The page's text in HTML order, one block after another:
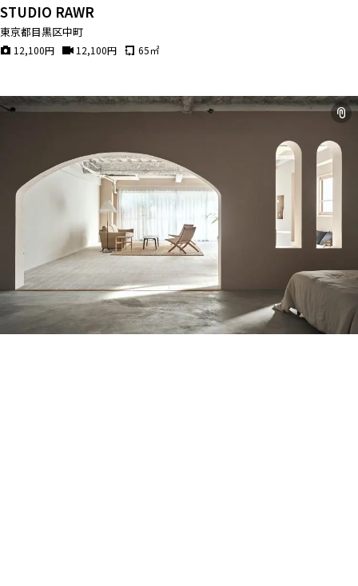
STUDIO RAWR
東京都目黒区中町
12,100円 12,100円 65㎡